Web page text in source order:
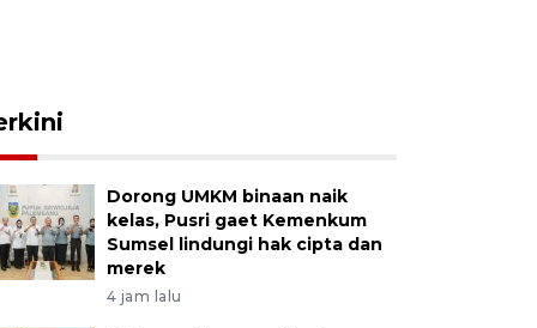
Dorong UMKM binaan naik
kelas, Pusri gaet Kemenkum
Sumsel lindungi hak cipta dan
merek
4 jam lalu